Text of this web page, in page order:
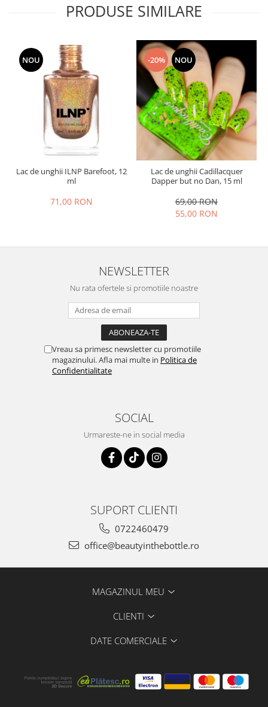
PRODUSE SIMILARE
NOU
Lac de unghii ILNP Barefoot, 12
ml
71,00 RON
-20% NOU
Lac de unghii Cadillacquer
Dapper but no Dan, 15 ml
69,00 RON
55,00 RON
NEWSLETTER
Nu rata ofertele si promotiile noastre
Vreau sa primesc newsletter cu promotiile
magazinului. Afla mai multe in Politica de
Confidentialitate
SOCIAL
Urmareste-ne in social media
SUPORT CLIENTI
0722460479
office@beautyinthebottle.ro
MAGAZINUL MEU
CLIENTI
DATE COMERCIALE